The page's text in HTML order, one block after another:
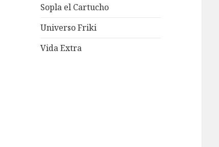
Sopla el Cartucho
Universo Friki
Vida Extra